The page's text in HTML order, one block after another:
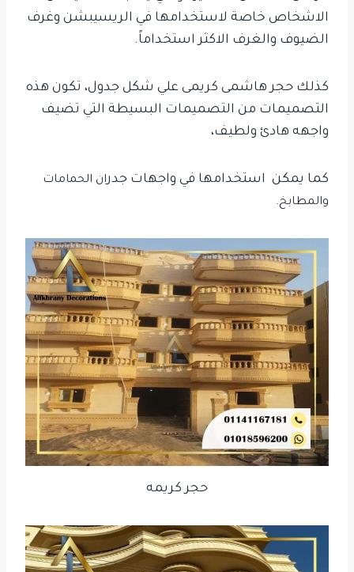
الاشخاص خاصة لاستخدامها في الريسيبشن وغرف
الضيوف والغرف الاكثر استخداماً.
كذلك حجر هاشمى كريمى علي شكل جدول، تكون هذه
التصميمات من التصميمات البسيطة التي تضيف
واجهه هادئ ولطيف،
كما يمكن استخدامها في واجهات جدران الحمامات
والمطابخ.
حجر كريمه